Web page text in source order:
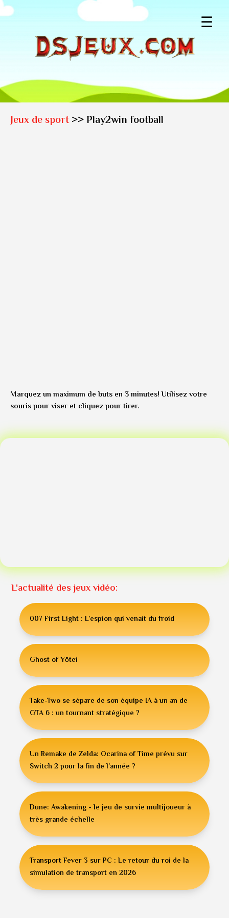
☰
Jeux de sport>> Play2win football
Marquez un maximum de buts en 3 minutes! Utilisez votre
souris pour viser et cliquez pour tirer.
L'actualité des jeux vidéo:
007 First Light : L’espion qui venait du froid
Ghost of Yōtei
Take-Two se sépare de son équipe IA à un an de
GTA 6 : un tournant stratégique ?
Un Remake de Zelda: Ocarina of Time prévu sur
Switch 2 pour la fin de l’année ?
Dune: Awakening - le jeu de survie multijoueur à
très grande échelle
Transport Fever 3 sur PC : Le retour du roi de la
simulation de transport en 2026